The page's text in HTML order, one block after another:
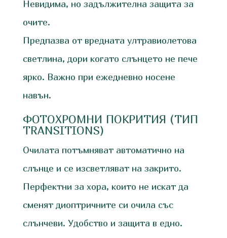
Невидима, но задължителна защита за
очите.
Предпазва от вредната ултравиолетова
светлина, дори когато слънцето не пече
ярко. Важно при ежедневно носене
навън.
ФОТОХРОМНИ ПОКРИТИЯ (ТИП
TRANSITIONS)
Очилата потъмняват автоматично на
слънце и се изсветляват на закрито.
Перфектни за хора, които не искат да
сменят диоптричните си очила със
слънчеви. Удобство и защита в едно.